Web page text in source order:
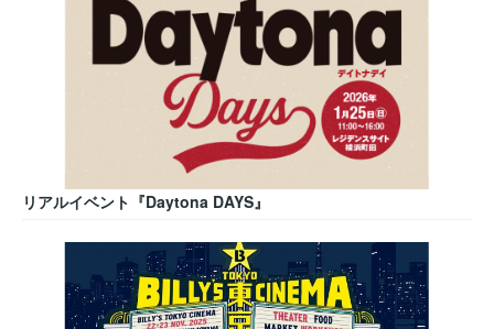
リアルイベント『Daytona DAYS』